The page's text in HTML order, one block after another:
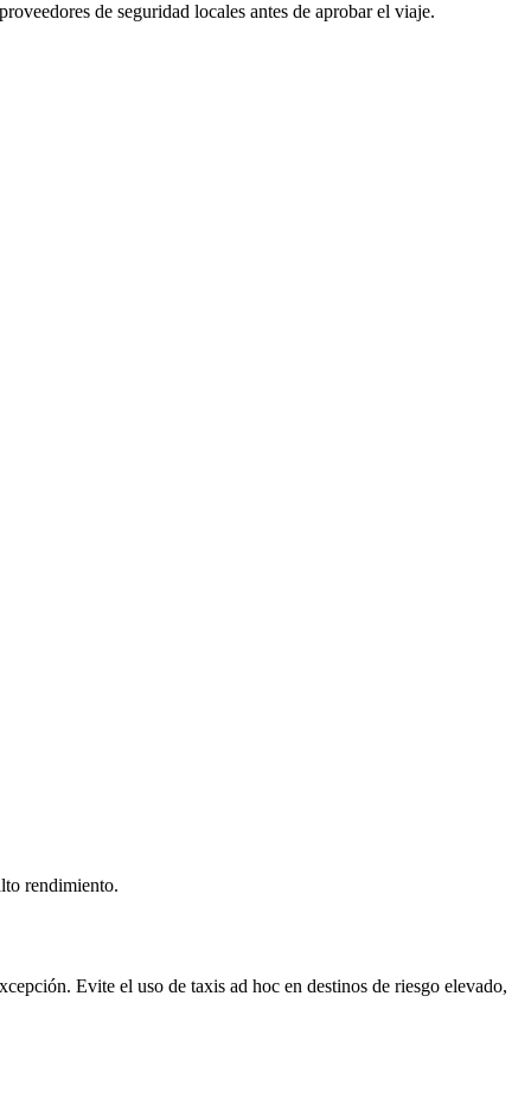
de seguridad locales antes de aprobar el viaje.
rendimiento.
Evite el uso de taxis ad hoc en destinos de riesgo elevado,